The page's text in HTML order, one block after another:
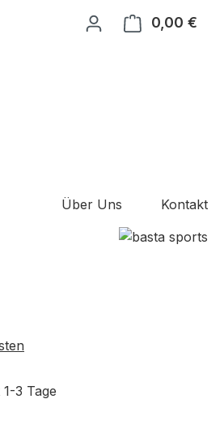
0,00 €
Über Uns Kontakt
3 Tage